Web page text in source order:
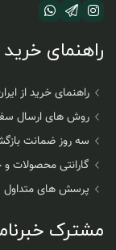
راهنمای خرید
راهنمای خرید از
روش های ارسال
سه روز ضمانت
گارانتی
پرسش های متداول
مشترک